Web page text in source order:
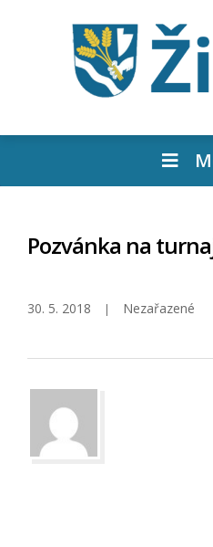
Pozvánka na
30. 5. 2018 Nezařazené